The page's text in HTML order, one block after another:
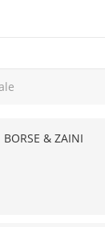
BORSE & ZAINI